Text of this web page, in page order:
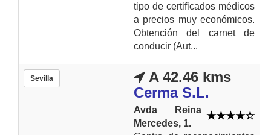
tipo de certificados médicos
a precios muy económicos.
Obtención del carnet de
conducir (Aut...
Sevilla
A 42.46 kms
Cerma S.L.
Avda Reina
Mercedes, 1.